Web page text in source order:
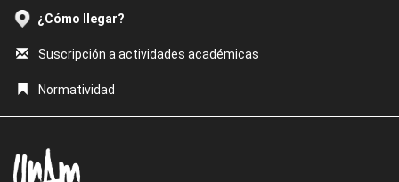
¿Cómo llegar?
Suscripción a actividades académicas
Normatividad